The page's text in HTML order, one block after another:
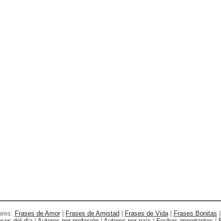
Frases de Amor| Frases de Amistad Frases de Vida| Frases Bonitas